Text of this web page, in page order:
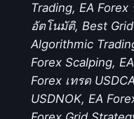
Trading, EA
อัตโนมัติ, Best
Algorithmic
Forex Scalping,
Forex เทรด
USDNOK, EA